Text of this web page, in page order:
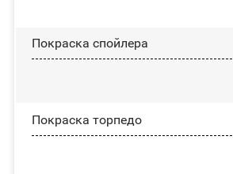
Покраска спойлера
Покраска торпедо